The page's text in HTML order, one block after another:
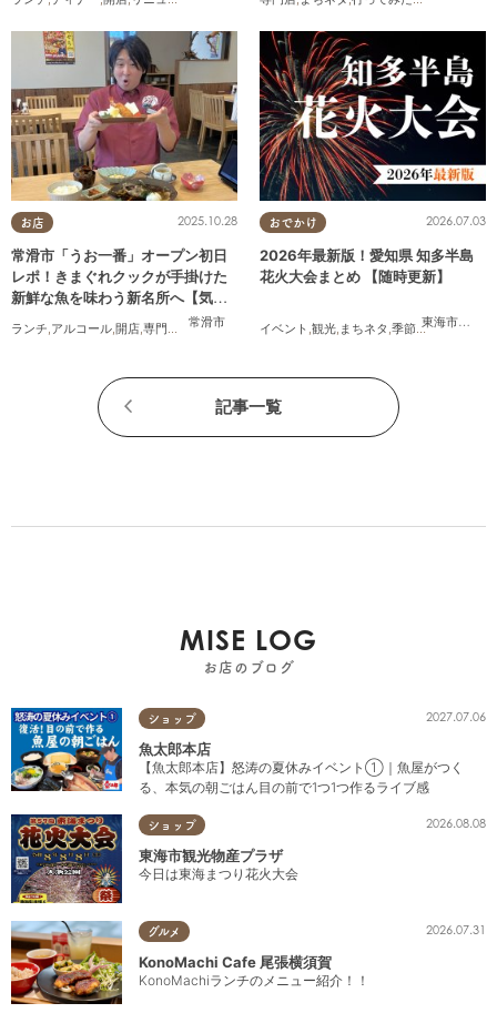
お店
常滑市
2025.10.28
常滑市「うお一番」オープン初日
レポ！きまぐれクックが手掛けた
新鮮な魚を味わう新名所へ【気に
ランチ アルコール 開店 専門店 気になるリサーチ,家族 おひとりさま
おでかけ
東海市
,大府
2026.07.03
2026年最新版！愛知県 知多半島
花火大会まとめ 【随時更新】
イベント 観光 まちネタ 季節ネタ ,まとめ記
記事一覧
MISE LOG
お店のブログ
ショップ 2027.07.06
魚太郎本店
【魚太郎本店】怒涛の夏休みイベント①｜魚屋がつく
る、本気の朝ごはん目の前で1つ1つ作るライブ感
ショップ 2026.08.08
東海市観光物産プラザ
今日は東海まつり花火大会
グルメ 2026.07.31
KonoMachi Cafe 尾張横須賀
KonoMachiランチのメニュー紹介！！